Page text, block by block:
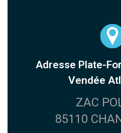
Adresse Plate-
Vendée
ZAC
85110